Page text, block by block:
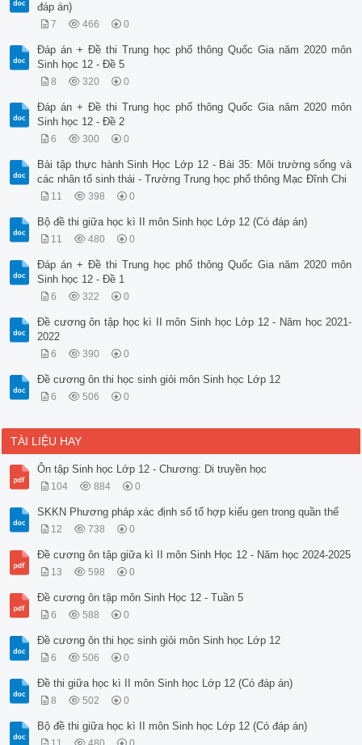
đáp án)
7 466 0
Đáp án + Đề thi Trung học phổ thông Quốc Gia năm 2020 môn
Sinh học 12 - Đề 5
8 320 0
Đáp án + Đề thi Trung học phổ thông Quốc Gia năm 2020 môn
Sinh học 12 - Đề 2
6 300 0
Bài tập thực hành Sinh Học Lớp 12 - Bài 35: Môi trường sống và
các nhân tố sinh thái - Trường Trung học phổ thông Mạc Đĩnh Chi
11 398 0
Bộ đề thi giữa học kì II môn Sinh học Lớp 12 (Có đáp án)
11 480 0
Đáp án + Đề thi Trung học phổ thông Quốc Gia năm 2020 môn
Sinh học 12 - Đề 1
6 322 0
Đề cương ôn tập học kì II môn Sinh học Lớp 12 - Năm học 2021-
2022
6 390 0
Đề cương ôn thi học sinh giỏi môn Sinh học Lớp 12
6 506 0
TÀI LIỆU HAY
Ôn tập Sinh học Lớp 12 - Chương: Di truyền học
104 884 0
SKKN Phương pháp xác định số tổ hợp kiểu gen trong quần thể
12 738 0
Đề cương ôn tập giữa kì II môn Sinh Học 12 - Năm học 2024-2025
13 598 0
Đề cương ôn tập môn Sinh Học 12 - Tuần 5
6 588 0
Đề cương ôn thi học sinh giỏi môn Sinh học Lớp 12
6 506 0
Đề thi giữa học kì II môn Sinh học Lớp 12 (Có đáp án)
8 502 0
Bộ đề thi giữa học kì II môn Sinh học Lớp 12 (Có đáp án)